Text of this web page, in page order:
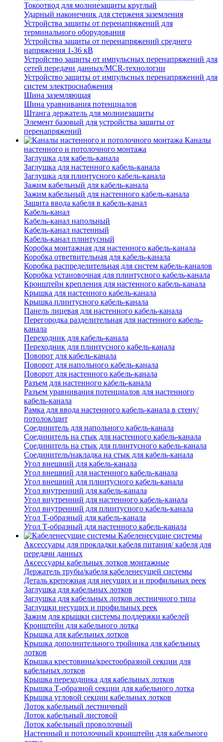
Токоотвод для молниезащиты круглый
Ударный наконечник для стерженя заземления
Устройства защиты от перенапряжений для
терминального оборудования
Устройства защиты от перенапряжений среднего
напряжения 1-36 кВ
Устройство защиты от импульсных перенапряжений для
сетей передачи данных/MCR-технологии
Устройство защиты от импульсных перенапряжений для
систем электроснабжения
Шина заземляющая
Шина уравнивания потенциалов
Штанга держатель для молниезащиты
Элемент базовый для устройства защиты от
перенапряжений
Каналы
настенного и потолочного монтажа
Заглушка для кабель-канала
Заглушка для настенного кабель-канала
Заглушка для плинтусного кабель-канала
Зажим кабельный для кабель-канала
Зажим кабельный для настенного кабель-канала
Защита ввода кабеля в кабель-канал
Кабель-канал
Кабель-канал напольный
Кабель-канал настенный
Кабель-канал плинтусный
Коробка монтажная для настенного кабель-канала
Коробка ответвительная для кабель-канала
Коробка распределительная для систем кабель-каналов
Коробка установочная для плинтусного кабель-канала
Кронштейн крепления для настенного кабель-канала
Крышка для настенного кабель-канала
Крышка плинтусного кабель-канала
Панель лицевая для настенного кабель-канала
Перегородка разделительная для настенного кабель-
канала
Переходник для кабель-канала
Переходник для плинтусного кабель-канала
Поворот для кабель-канала
Поворот для напольного кабель-канала
Поворот для настенного кабель-канала
Разъем для настенного кабель-канала
Разъем уравнивания потенциалов для настенного
кабель-канала
Рамка для ввода настенного кабель-канала в стену/
потолок/щит
Соединитель для напольного кабель-канала
Соединитель на стык для настенного кабель-канала
Соединитель на стык для плинтусного кабель-канала
Соединитель/накладка на стык для кабель-канала
Угол внешний для кабель-канала
Угол внешний для настенного кабель-канала
Угол внешний для плинтусного кабель-канала
Угол внутренний для кабель-канала
Угол внутренний для настенного кабель-канала
Угол внутренний для плинтусного кабель-канала
Угол Т-образный для кабель-канала
Угол Т-образный для настенного кабель-канала
Кабеленесущие системы
Аксессуары для прокладки кабеля питания/ кабеля для
передачи данных
Аксессуары кабельных лотков монтажные
Держатель трубы/кабеля кабеленесущей системы
Деталь крепежная для несущих и и профильных реек
Заглушка для кабельных лотков
Заглушка для кабельных лотков лестничного типа
Заглушки несущих и профильных реек
Зажим для крышки системы поддержки кабелей
Кронштейн для кабельного лотка
Крышка для кабельных лотков
Крышка дополнительного тройника для кабельных
лотков
Крышка крестовины/крестообразной секции для
кабельных лотков
Крышка переходника для кабельных лотков
Крышка Т-образной секции для кабельного лотка
Крышка угловой секции кабельных лотков
Лоток кабельный лестничный
Лоток кабельный листовой
Лоток кабельный проволочный
Настенный и потолочный кронштейн для кабельного